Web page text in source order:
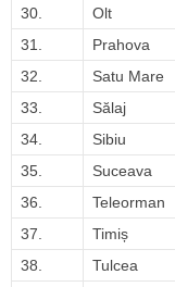
30.
Olt
31.
Prahova
32.
Satu Mare
33.
Sălaj
34.
Sibiu
35.
Suceava
36.
Teleorman
37.
Timiș
38.
Tulcea